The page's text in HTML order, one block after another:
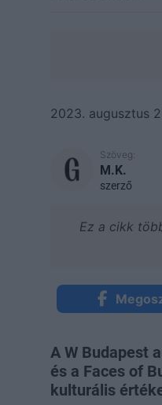
2023. augusztus
Szöveg:
M.K.
szerző
Ez a cikk
A W Budapest
és a Faces of
kulturális